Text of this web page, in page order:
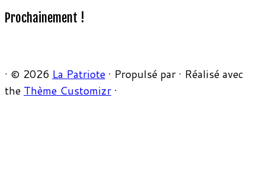
Prochainement !
· © 2026 La Patriote · Propulsé par · Réalisé avec
the Thème Customizr ·